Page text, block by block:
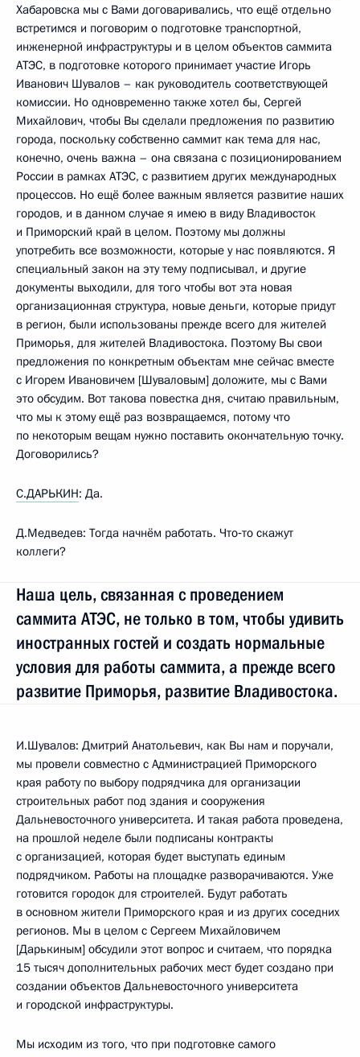
Хабаровска мы с Вами договаривались, что ещё отдельно
встретимся и поговорим о подготовке транспортной,
инженерной инфраструктуры и в целом объектов саммита
АТЭС, в подготовке которого принимает участие Игорь
Иванович Шувалов – как руководитель соответствующей
комиссии. Но одновременно также хотел бы, Сергей
Михайлович, чтобы Вы сделали предложения по развитию
города, поскольку собственно саммит как тема для нас,
конечно, очень важна – она связана с позиционированием
России в рамках АТЭС, с развитием других международных
процессов. Но ещё более важным является развитие наших
городов, и в данном случае я имею в виду Владивосток
и Приморский край в целом. Поэтому мы должны
употребить все возможности, которые у нас появляются. Я
специальный закон на эту тему подписывал, и другие
документы выходили, для того чтобы вот эта новая
организационная структура, новые деньги, которые придут
в регион, были использованы прежде всего для жителей
Приморья, для жителей Владивостока. Поэтому Вы свои
предложения по конкретным объектам мне сейчас вместе
с Игорем Ивановичем [Шуваловым] доложите, мы с Вами
это обсудим. Вот такова повестка дня, считаю правильным,
что мы к этому ещё раз возвращаемся, потому что
по некоторым вещам нужно поставить окончательную точку.
Договорились?
С.ДАРЬКИН: Да.
Д.Медведев: Тогда начнём работать. Что‑то скажут
коллеги?
Наша цель, связанная с проведением
саммита АТЭС, не только в том, чтобы удивить
иностранных гостей и создать нормальные
условия для работы саммита, а прежде всего
развитие Приморья, развитие Владивостока.
И.Шувалов: Дмитрий Анатольевич, как Вы нам и поручали,
мы провели совместно с Администрацией Приморского
края работу по выбору подрядчика для организации
строительных работ под здания и сооружения
Дальневосточного университета. И такая работа проведена,
на прошлой неделе были подписаны контракты
с организацией, которая будет выступать единым
подрядчиком. Работы на площадке разворачиваются. Уже
готовится городок для строителей. Будут работать
в основном жители Приморского края и из других соседних
регионов. Мы в целом с Сергеем Михайловичем
[Дарькиным] обсудили этот вопрос и считаем, что порядка
15 тысяч дополнительных рабочих мест будет создано при
создании объектов Дальневосточного университета
и городской инфраструктуры.
Мы исходим из того, что при подготовке самого